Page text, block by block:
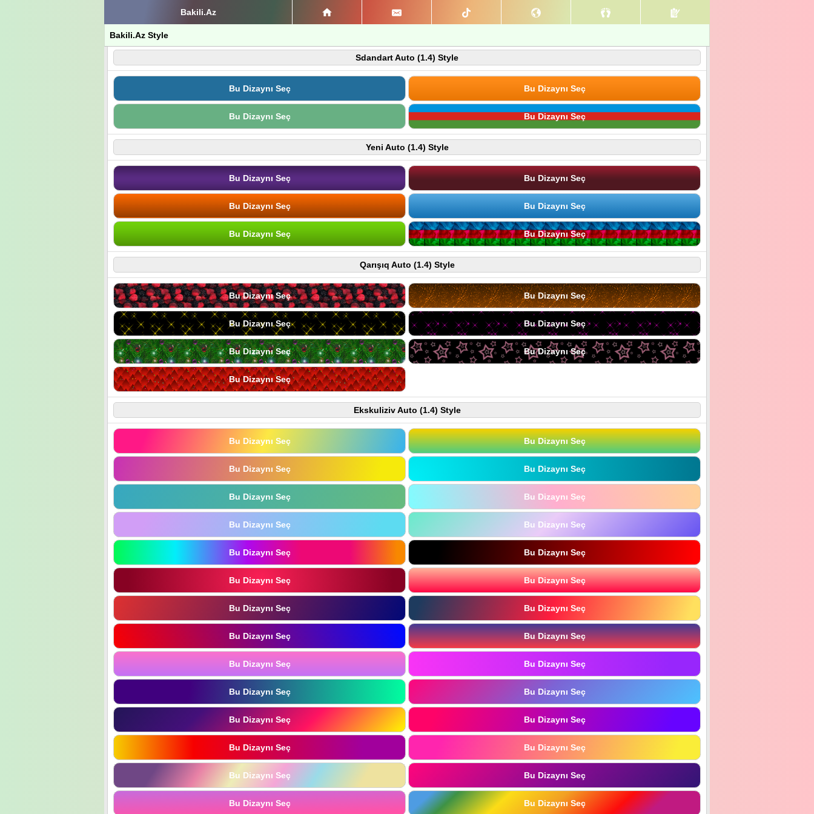
Bakili.Az
Bakili.Az Style
Sdandart Auto (1.4) Style
Bu Dizaynı Seç Bu Dizaynı Seç
Bu Dizaynı Seç Bu Dizaynı Seç
Yeni Auto (1.4) Style
Bu Dizaynı Seç Bu Dizaynı Seç
Bu Dizaynı Seç Bu Dizaynı Seç
Bu Dizaynı Seç Bu Dizaynı Seç
Qarışıq Auto (1.4) Style
Bu Dizaynı Seç Bu Dizaynı Seç
Bu Dizaynı Seç Bu Dizaynı Seç
Bu Dizaynı Seç Bu Dizaynı Seç
Bu Dizaynı Seç
Ekskuliziv Auto (1.4) Style
Bu Dizaynı Seç Bu Dizaynı Seç
Bu Dizaynı Seç Bu Dizaynı Seç
Bu Dizaynı Seç Bu Dizaynı Seç
Bu Dizaynı Seç Bu Dizaynı Seç
Bu Dizaynı Seç Bu Dizaynı Seç
Bu Dizaynı Seç Bu Dizaynı Seç
Bu Dizaynı Seç Bu Dizaynı Seç
Bu Dizaynı Seç Bu Dizaynı Seç
Bu Dizaynı Seç Bu Dizaynı Seç
Bu Dizaynı Seç Bu Dizaynı Seç
Bu Dizaynı Seç Bu Dizaynı Seç
Bu Dizaynı Seç Bu Dizaynı Seç
Bu Dizaynı Seç Bu Dizaynı Seç
Bu Dizaynı Seç Bu Dizaynı Seç